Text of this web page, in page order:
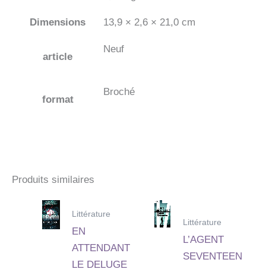
Dimensions 13,9 × 2,6 × 21,0 cm
article
Neuf
format
Broché
Produits similaires
Littérature
EN
ATTENDANT
LE DELUGE
Littérature
L’AGENT
SEVENTEEN